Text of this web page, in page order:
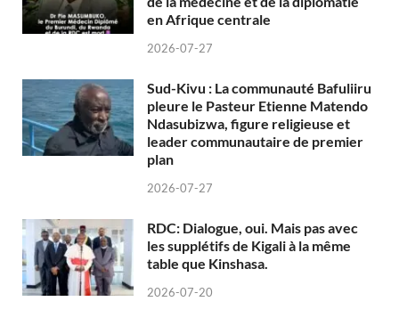
en Afrique centrale
2026-07-27
Sud-Kivu : La communauté Bafuliiru
pleure le Pasteur Etienne Matendo
Ndasubizwa, figure religieuse et
leader communautaire de premier
plan
2026-07-27
RDC: Dialogue, oui. Mais pas avec
les supplétifs de Kigali à la même
table que Kinshasa.
2026-07-20